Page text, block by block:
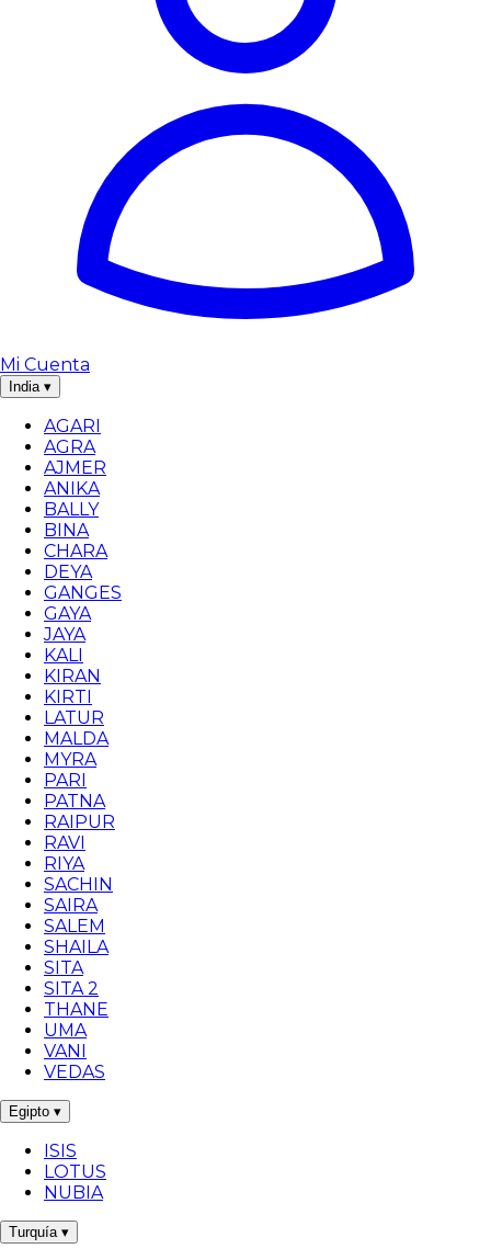
Mi Cuenta
India ▾
AGARI
AGRA
AJMER
ANIKA
BALLY
BINA
CHARA
DEYA
GANGES
GAYA
JAYA
KALI
KIRAN
KIRTI
LATUR
MALDA
MYRA
PARI
PATNA
RAIPUR
RAVI
RIYA
SACHIN
SAIRA
SALEM
SHAILA
SITA
SITA 2
THANE
UMA
VANI
VEDAS
Egipto ▾
ISIS
LOTUS
NUBIA
Turquía ▾